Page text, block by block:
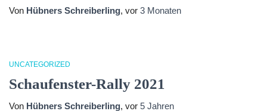
Von Hübners Schreiberling, vor 3 Monaten
UNCATEGORIZED
Schaufenster-Rally 2021
Von Hübners Schreiberling, vor 5 Jahren